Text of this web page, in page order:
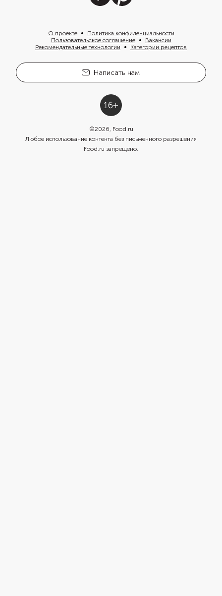
О проекте
Политика конфиденциальности
Пользовательское соглашение
Вакансии
Рекомендательные технологии
Категории рецептов
Написать нам
©2026, Food.ru
Любое использование контента без письменного разрешения
Food.ru запрещено.